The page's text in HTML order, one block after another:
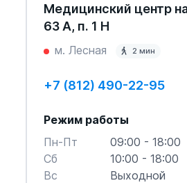
Медицинский центр
63 А, п. 1 Н
м. Лесная 2 мин
+7 (812) 490-22-95
Режим работы
Пн-Пт
09:00 - 18:00
Cб
10:00 - 18:00
Вс
Выходной